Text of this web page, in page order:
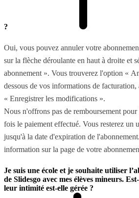
?
Oui, vous pouvez annuler votre
sur la flèche déroulante en haut à droite et
abonnement ». Vous trouverez l'option «
dessous de vos informations de facturation,
« Enregistrer les modifications ».
Nous n'offrons pas de remboursement pour
fois le paiement effectué. Vous resterez un
jusqu'à la date d'expiration de
information sur la page de votre
Je suis une école et je souhaite utiliser
de Slidesgo avec mes élèves mineurs.
leur intimité est-elle gérée ?